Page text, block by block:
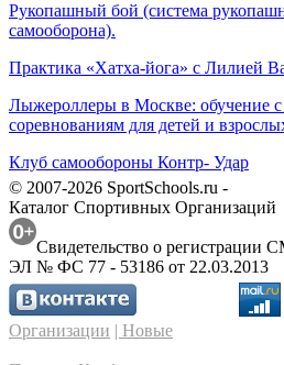
Рукопашный бой (система
самооборона).
Практика «Хатха-йога» с Лилией
Лыжероллеры в Москве: обучение с
соревнованиям для детей и
Клуб самообороны Контр- Удар
© 2007-2026 SportSchools.ru -
Каталог Спортивных Организаций
Свидетельство о регистрации
ЭЛ № ФС 77 - 53186 от 22.03.2013
Организации | Новые